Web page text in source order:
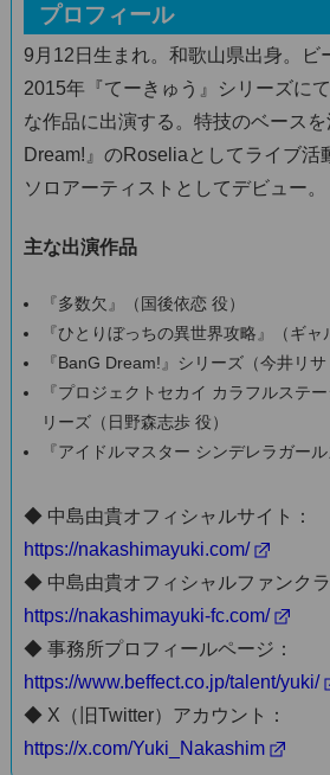
プロフィール
9月12日生まれ。和歌山県出身。ビ
2015年『てーきゅう』シリーズに
な作品に出演する。特技のベース
Dream!』のRoseliaとしてライブ活
ソロアーティストとしてデビュー。
主な出演作品
『多数欠』（国後依恋 役）
『ひとりぼっちの異世界攻略』（ギャ
『BanG Dream!』シリーズ（今井リサ
『プロジェクトセカイ カラフルステ
リーズ（日野森志歩 役）
『アイドルマスター シンデレラガー
◆ 中島由貴オフィシャルサイト：
https://nakashimayuki.com/
◆ 中島由貴オフィシャルファンクラ
https://nakashimayuki-fc.com/
◆ 事務所プロフィールページ：
https://www.beffect.co.jp/talent/yuki/
◆ X（旧Twitter）アカウント：
https://x.com/Yuki_Nakashim